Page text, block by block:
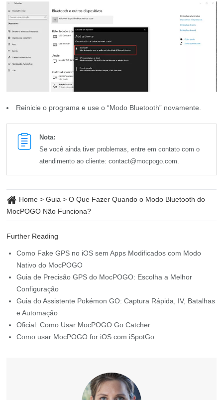
Reinicie o programa e use o “Modo Bluetooth” novamente.
Nota:
Se você ainda tiver problemas, entre em contato com o
atendimento ao cliente:contact@mocpogo.com.
Home>Guia >O Que Fazer Quando o Modo Bluetooth do
MocPOGO Não Funciona?
Further Reading
Como Fake GPS no iOS sem Apps Modificados com Modo
Nativo do MocPOGO
Guia de Precisão GPS do MocPOGO: Escolha a Melhor
Configuração
Guia do Assistente Pokémon GO: Captura Rápida, IV, Batalhas
e Automação
Oficial: Como Usar MocPOGO Go Catcher
Como usar MocPOGO for iOS com iSpotGo